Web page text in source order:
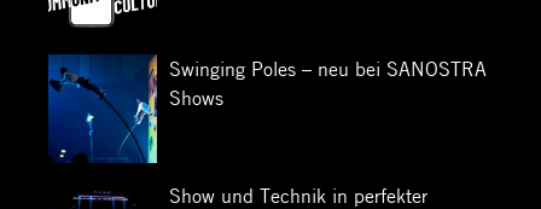
Swinging Poles – neu bei SANOSTRA
Shows
Show und Technik in perfekter